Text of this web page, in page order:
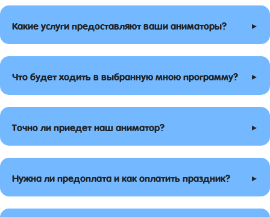
Какие услуги предоставляют ваши аниматоры? ▸
Что будет ходить в выбранную мною программу? ▸
Точно ли приедет наш аниматор? ▸
Нужна ли предоплата и как оплатить праздник? ▸